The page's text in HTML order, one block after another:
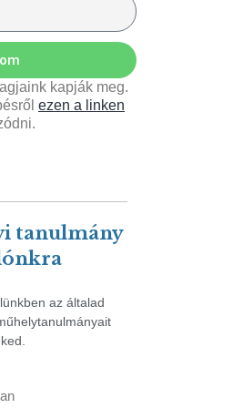
kapják meg.
ezen a linken
tanulmány
az általad